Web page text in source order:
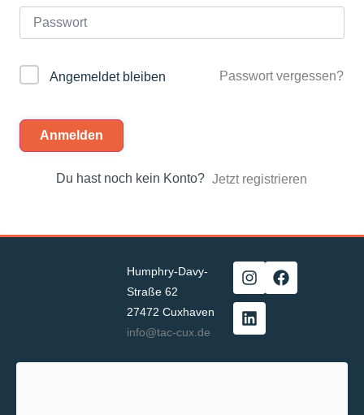
Angemeldet bleiben Passwort vergessen?
Anmelden
Du hast noch kein Konto? Jetzt registrieren
Humphry-Davy-
Straße 62
27472 Cuxhaven
info@tac-cux.de